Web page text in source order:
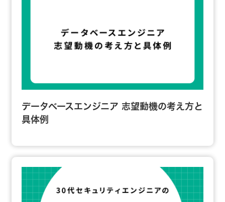
データベースエンジニア 志望動機の考え方と
具体例